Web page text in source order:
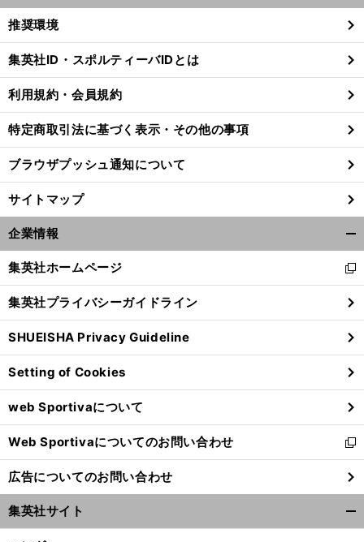
前
閉
る
推奨環境
集英社ID・スポルティーバIDとは
利用規約・会員規約
特定商取引法に基づく表示・その他の事項
ブラウザプッシュ通知について
サイトマップ
企業情報
閉
る
集英社ホームページ
新
し
い
ウ
ィ
ン
ド
ウ
で
開
く
集英社プライバシーガイドライン
SHUEISHA Privacy Guideline
Setting of Cookies
web Sportivaについて
Web Sportivaについてのお問い合わせ
新
し
い
ウ
ィ
ン
広告についてのお問い合わせ
集英社サイト